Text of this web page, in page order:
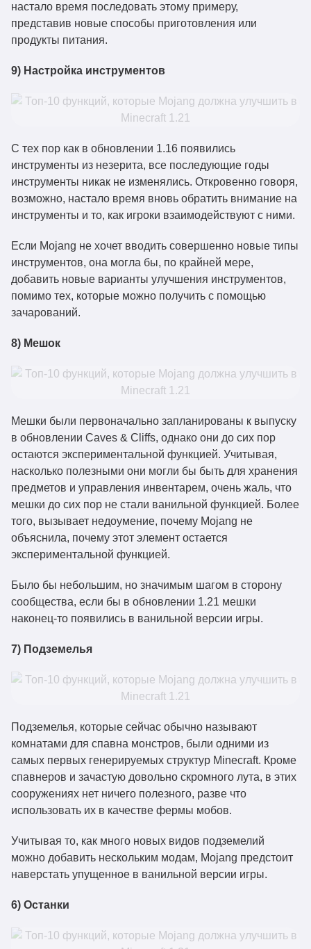
настало время последовать этому примеру,
представив новые способы приготовления или
продукты питания.
9) Настройка инструментов
С тех пор как в обновлении 1.16 появились
инструменты из незерита, все последующие годы
инструменты никак не изменялись. Откровенно говоря,
возможно, настало время вновь обратить внимание на
инструменты и то, как игроки взаимодействуют с ними.
Если Mojang не хочет вводить совершенно новые типы
инструментов, она могла бы, по крайней мере,
добавить новые варианты улучшения инструментов,
помимо тех, которые можно получить с помощью
зачарований.
8) Мешок
Мешки были первоначально запланированы к выпуску
в обновлении Caves & Cliffs, однако они до сих пор
остаются экспериментальной функцией. Учитывая,
насколько полезными они могли бы быть для хранения
предметов и управления инвентарем, очень жаль, что
мешки до сих пор не стали ванильной функцией. Более
того, вызывает недоумение, почему Mojang не
объяснила, почему этот элемент остается
экспериментальной функцией.
Было бы небольшим, но значимым шагом в сторону
сообщества, если бы в обновлении 1.21 мешки
наконец-то появились в ванильной версии игры.
7) Подземелья
Подземелья, которые сейчас обычно называют
комнатами для спавна монстров, были одними из
самых первых генерируемых структур Minecraft. Кроме
спавнеров и зачастую довольно скромного лута, в этих
сооружениях нет ничего полезного, разве что
использовать их в качестве фермы мобов.
Учитывая то, как много новых видов подземелий
можно добавить нескольким модам, Mojang предстоит
наверстать упущенное в ванильной версии игры.
6) Останки